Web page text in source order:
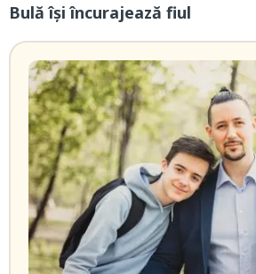
Bulă își încurajează fiul